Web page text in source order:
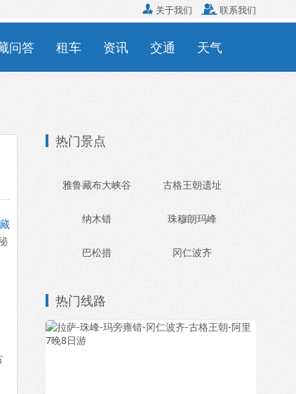
 关于我们  联系我们
问答 租车 资讯 交通 天气
藏
热门景点
雅鲁藏布大峡谷 古格王朝遗址
纳木错 珠穆朗玛峰
巴松措 冈仁波齐
热门线路